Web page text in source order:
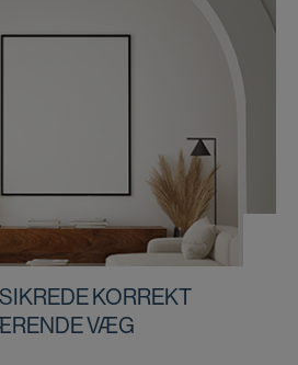
KORREKT
VÆG